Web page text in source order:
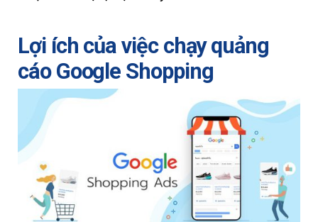
Lợi ích của việc chạy quảng
cáo Google Shopping